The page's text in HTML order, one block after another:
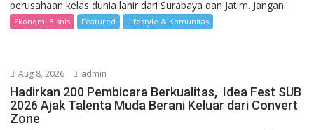
perusahaan kelas dunia lahir dari Surabaya dan Jatim. Jangan...
Ekonomi Bisnis Featured Lifestyle & Komunitas
Aug 8, 2026 admin
Hadirkan 200 Pembicara Berkualitas, Idea Fest SUB
2026 Ajak Talenta Muda Berani Keluar dari Convert
Zone